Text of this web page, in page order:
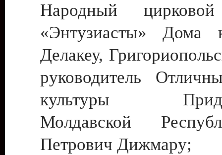
Народный цирковой
«Энтузиасты» Дома
Делакеу,
руководитель
культуры
Молдавской
Петрович Дижмару;